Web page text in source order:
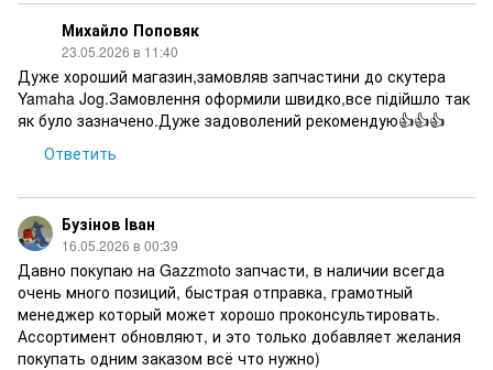
Михайло Поповяк
23.05.2026 в 11:40
Дуже хороший магазин,замовляв запчастини до скутера
Yamaha Jog.Замовлення оформили швидко,все підійшло так
як було зазначено.Дуже задоволений рекомендую👍👍👍
Ответить
Бузінов Іван
16.05.2026 в 00:39
Давно покупаю на Gazzmoto запчасти, в наличии всегда
очень много позиций, быстрая отправка, грамотный
менеджер который может хорошо проконсультировать.
Ассортимент обновляют, и это только добавляет желания
покупать одним заказом всё что нужно)